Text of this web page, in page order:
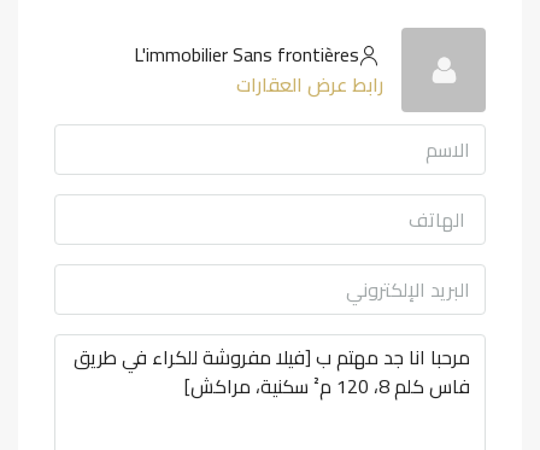
L'immobilier Sans frontières
رابط عرض العقارات